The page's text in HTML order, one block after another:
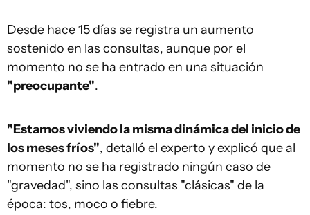
Desde hace 15 días se registra un aumento
sostenido en las consultas, aunque por el
momento no se ha entrado en una situación
"preocupante".
"Estamos viviendo la misma dinámica del inicio de
los meses fríos", detalló el experto y explicó que al
momento no se ha registrado ningún caso de
"gravedad", sino las consultas "clásicas" de la
época: tos, moco o fiebre.